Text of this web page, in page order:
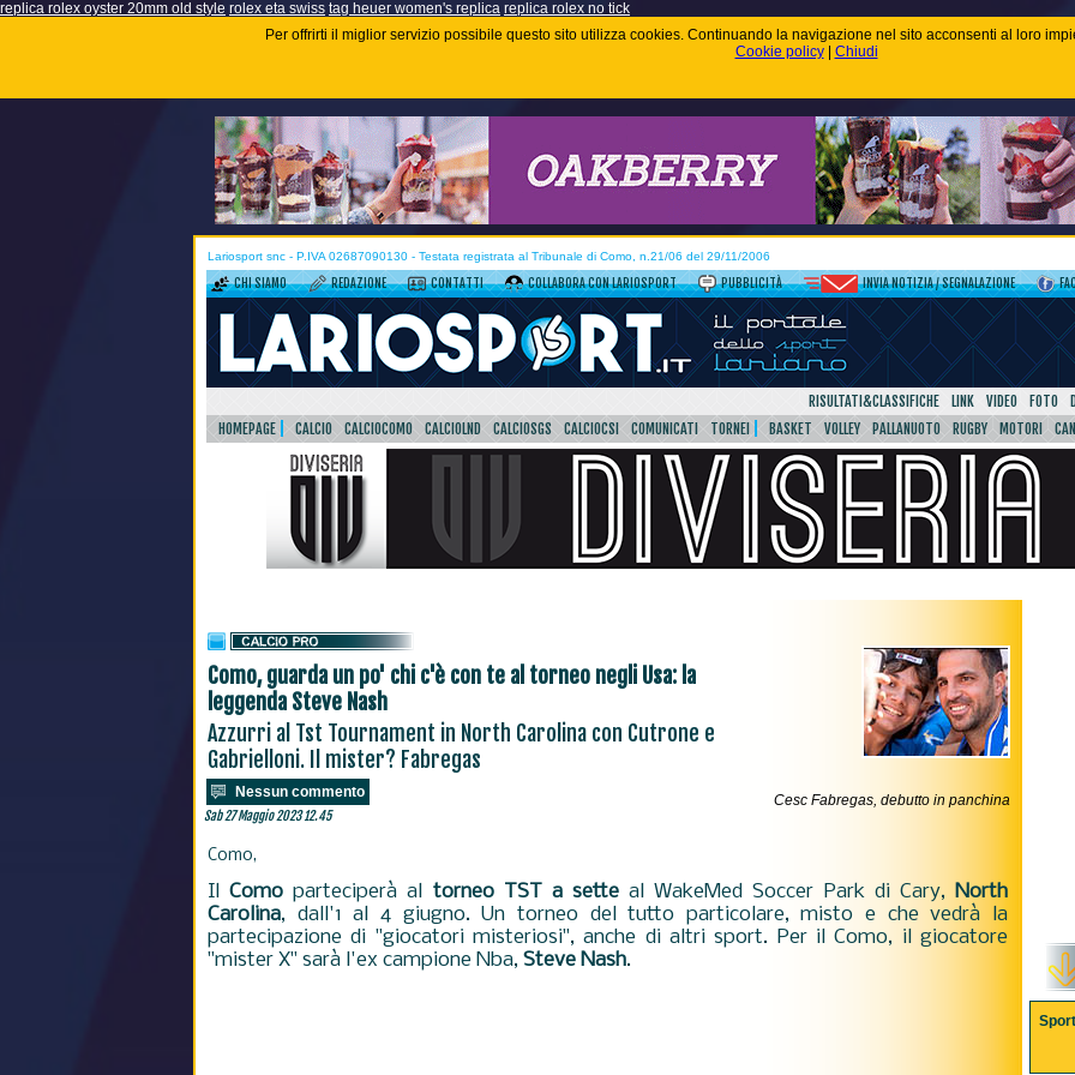
replica rolex oyster 20mm old style rolex eta swiss tag heuer women's replica replica rolex no tick
Per offrirti il miglior servizio possibile questo sito utilizza cookies. Continuando la navigazione nel sito acconsenti al loro
Cookie policy| Chiudi
Lariosport snc - P.IVA 02687090130 - Testata registrata al Tribunale di Como, n.21/06 del 29/11/2006
CHI SIAMO REDAZIONE CONTATTI COLLABORA CON LARIOSPORT PUBBLICITÀ INVIA NOTIZIA / SEGNALAZIONE
RISULTATI&CLASSIFICHE LINK VIDEO FOTO
HOMEPAGE
CALCIO CALCIOCOMO CALCIOLND CALCIOSGS CALCIOCSI COMUNICATI TORNEI BASKET VOLLEY PALLANUOTO RUGBY MOTORI
Como, guarda un po' chi c'è con te al torneo negli Usa: la
leggenda Steve Nash
Azzurri al Tst Tournament in North Carolina con Cutrone e
Gabrielloni. Il mister? Fabregas
Nessun commento
Sab 27 Maggio 2023 12.45
Cesc Fabregas, debutto in panchina
Como,
IlComo parteciperà al torneo TST a sette al WakeMed Soccer Park di Cary,North
Carolina, dall'1 al 4 giugno. Un torneo del tutto particolare, misto e che vedrà la
partecipazione di "giocatori misteriosi", anche di altri sport. Per il Como, il giocatore
"mister X" sarà l'ex campione Nba, Steve Nash.
Sport